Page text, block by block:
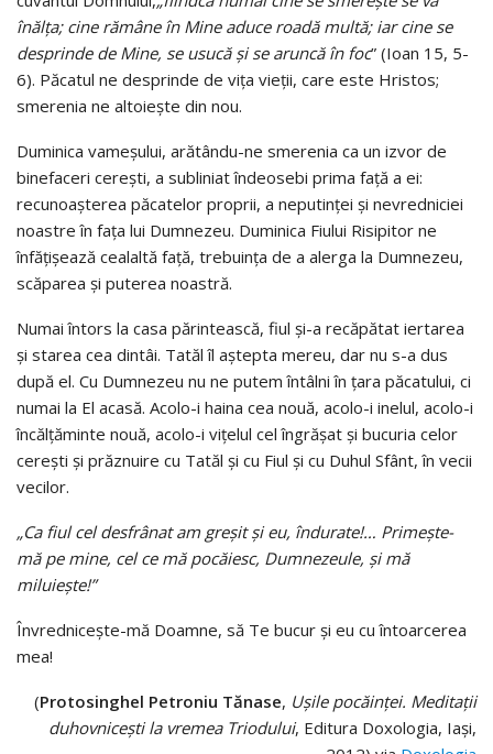
înălţa; cine rămâne în Mine aduce roadă multă; iar cine se
desprinde de Mine, se usucă şi se aruncă în foc” (Ioan 15, 5-
6). Păcatul ne desprinde de viţa vieţii, care este Hristos;
smerenia ne altoieşte din nou.
Duminica vameşului, arătându-ne smerenia ca un izvor de
binefaceri cereşti, a subliniat îndeosebi prima faţă a ei:
recunoaşterea păcatelor proprii, a neputinţei şi nevredniciei
noastre în faţa lui Dumnezeu. Duminica Fiului Risipitor ne
înfăţişează cealaltă faţă, trebuinţa de a alerga la Dumnezeu,
scăparea şi puterea noastră.
Numai întors la casa părintească, fiul şi-a recăpătat iertarea
şi starea cea dintâi. Tatăl îl aştepta mereu, dar nu s-a dus
după el. Cu Dumnezeu nu ne putem întâlni în ţara păcatului, ci
numai la El acasă. Acolo-i haina cea nouă, acolo-i inelul, acolo-i
încălţăminte nouă, acolo-i viţelul cel îngrăşat şi bucuria celor
cereşti şi prăznuire cu Tatăl şi cu Fiul şi cu Duhul Sfânt, în vecii
vecilor.
„Ca fiul cel desfrânat am greşit şi eu, îndurate!… Primeşte-
mă pe mine, cel ce mă pocăiesc, Dumnezeule, şi mă
miluieşte!”
Învredniceşte-mă Doamne, să Te bucur şi eu cu întoarcerea
mea!
(Protosinghel Petroniu Tănase, Uşile pocăinţei. Meditaţii
duhovniceşti la vremea Triodului, Editura Doxologia, Iaşi,